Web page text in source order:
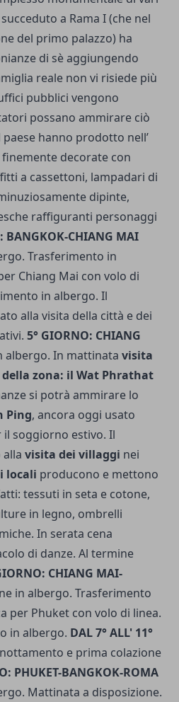
a Rama I (che nel
del primo palazzo) ha
di sè aggiungendo
reale non vi risiede più
pubblici vengono
possano ammirare ciò
hanno prodotto nell’
decorate con
a cassettoni, lampadari di
dipinte,
raffiguranti personaggi
BANGKOK-CHIANG MAI
Trasferimento in
Chiang Mai con volo di
in albergo. Il
alla visita della città e dei
5° GIORNO: CHIANG
albergo. In mattinata visita
zona: il Wat Phrathat
si potrà ammirare lo
Ping, ancora oggi usato
soggiorno estivo. Il
visita dei villaggi nei
locali producono e mettono
tessuti in seta e cotone,
in legno, ombrelli
In serata cena
di danze. Al termine
CHIANG MAI-
in albergo. Trasferimento
per Phuket con volo di linea.
in albergo. DAL 7° ALL' 11°
e prima colazione
PHUKET-BANGKOK-ROMA
Mattinata a disposizione.